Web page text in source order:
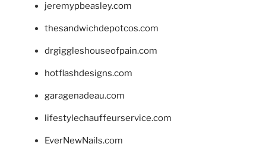
jeremypbeasley.com
thesandwichdepotcos.com
drgiggleshouseofpain.com
hotflashdesigns.com
garagenadeau.com
lifestylechauffeurservice.com
EverNewNails.com